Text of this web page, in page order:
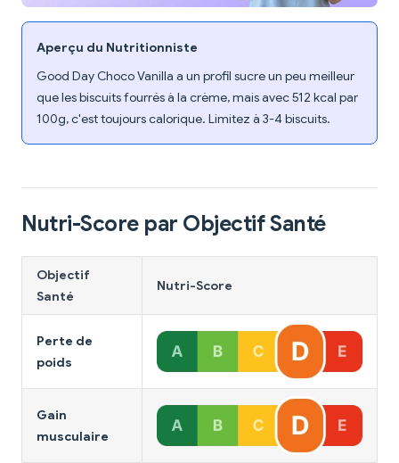
Aperçu du Nutritionniste
Good Day Choco Vanilla a un profil sucre un peu meilleur
que les biscuits fourrés à la crème, mais avec 512 kcal par
100g, c'est toujours calorique. Limitez à 3-4 biscuits.
Nutri-Score par Objectif Santé
Objectif
Santé
Nutri-Score
Perte de
poids
Gain
musculaire